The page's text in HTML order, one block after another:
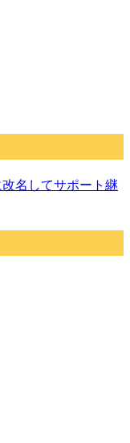
名してサポート継